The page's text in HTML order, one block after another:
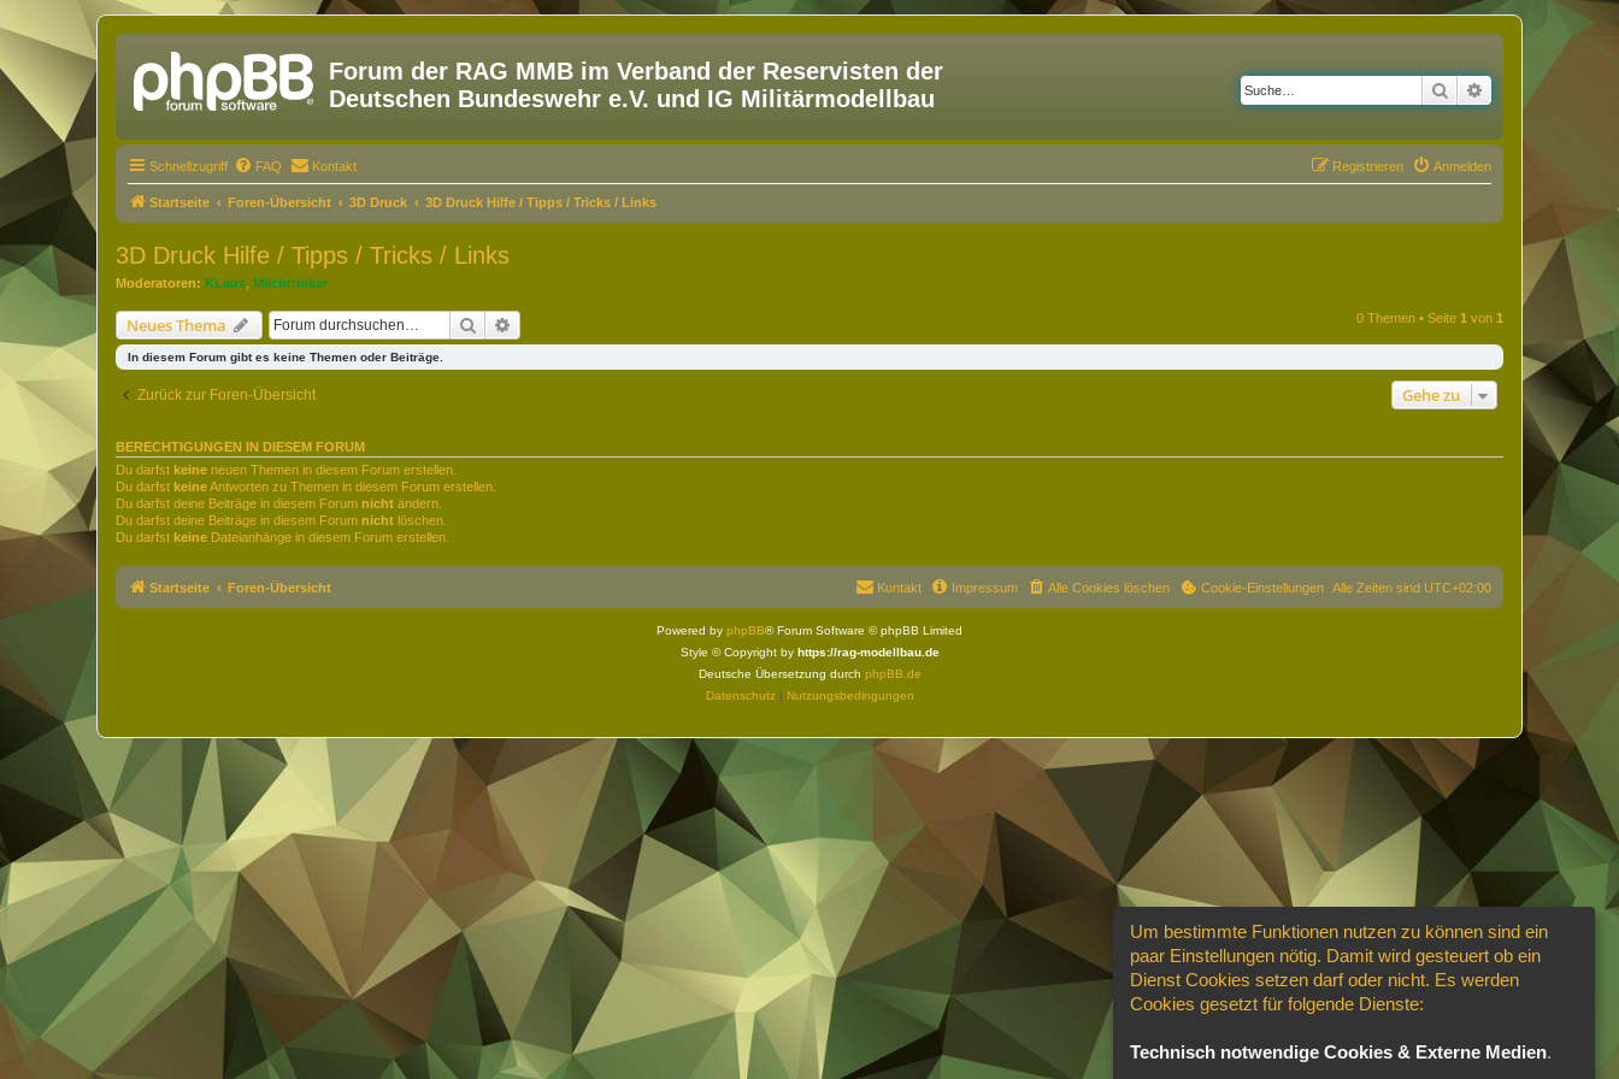
Forum der RAG MMB im Verband der Reservisten der
Deutschen Bundeswehr e.V. und IG Militärmodellbau
Suche Erweiterte Suche
Schnellzugriff FAQ Kontakt Anmelden
Registrieren
Startseite Foren-Übersicht 3D Druck 3D Druck Hilfe / Tipps / Tricks / Links
3D Druck Hilfe / Tipps / Tricks / Links
Moderatoren: KLaus Milchtrinker
Neues Thema Suche 0 Themen • Seite 1 von 1
In diesem Forum gibt es keine Themen oder Beiträge.
Zurück zur Foren-Übersicht Gehe zu
BERECHTIGUNGEN IN DIESEM FORUM
Du darfst keine neuen Themen in diesem Forum erstellen.
Du darfst keineAntworten zu Themen in diesem Forum erstellen.
Du darfst deine Beiträge in diesem Forum nicht ändern.
Du darfst deine Beiträge in diesem Forum nicht löschen.
Du darfst keine Dateianhänge in diesem Forum erstellen.
Startseite Foren-Übersicht Alle Zeiten sind UTC+02:00
Cookie-Einstellungen
Alle Cookies löschen
Impressum
Kontakt
Powered by phpBB® Forum Software © phpBB Limited
Style © Copyright by https://rag-modellbau.de
Deutsche Übersetzung durch phpBB.de
Datenschutz| Nutzungsbedingungen
Um bestimmte Funktionen nutzen zu können sind ein
paar Einstellungen nötig. Damit wird gesteuert ob ein
Dienst Cookies setzen darf oder nicht. Es werden
Cookies gesetzt für folgende Dienste:
Technisch notwendige Cookies & Externe Medien.